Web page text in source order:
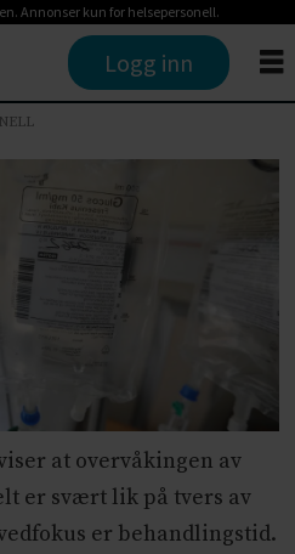
Annonser kun for helsepersonell.
Logg inn
at overvåkingen av
er svært lik på tvers av
er behandlingstid.